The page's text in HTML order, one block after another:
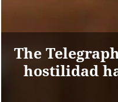
The
hostilidad